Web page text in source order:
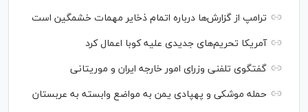
ترامپ از گزارش‌ها درباره اتمام ذخایر مهمات خشمگین است
آمریکا تحریم‌های جدیدی علیه کوبا اعمال کرد
گفتگوی تلفنی وزرای امور خارجه ایران و موریتانی
حمله موشکی و پهپادی یمن به مواضع وابسته به عربستان